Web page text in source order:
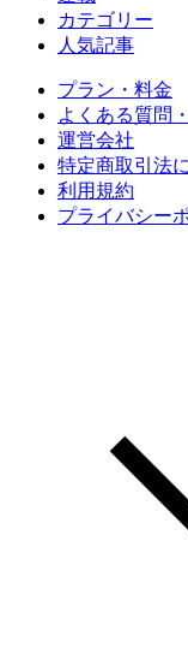
カテゴリー
人気記事
プラン・料金
よくある質問
運営会社
特定商取引法
利用規約
プライバシー